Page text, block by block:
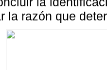
la razón que